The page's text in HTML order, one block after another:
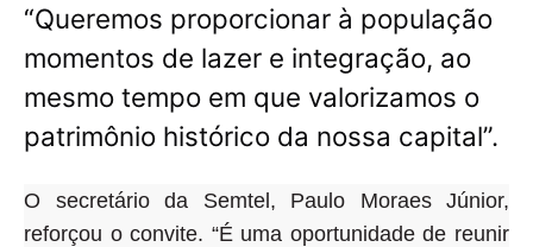
“Queremos proporcionar à população
momentos de lazer e integração, ao
mesmo tempo em que valorizamos o
patrimônio histórico da nossa capital”.
O secretário da Semtel, Paulo Moraes Júnior,
reforçou o convite. “É uma oportunidade de reunir